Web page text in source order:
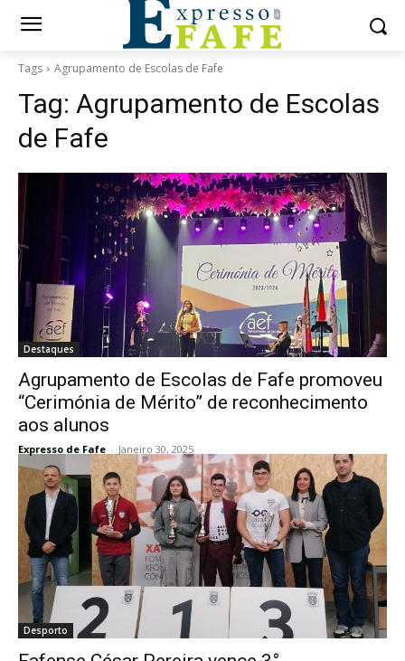
Tags Agrupamento de Escolas de Fafe
Tag: Agrupamento de Escolas
de Fafe
Destaques
Agrupamento de Escolas de Fafe promoveu
“Cerimónia de Mérito” de reconhecimento
aos alunos
Expresso de Fafe - Janeiro 30, 2025
Desporto